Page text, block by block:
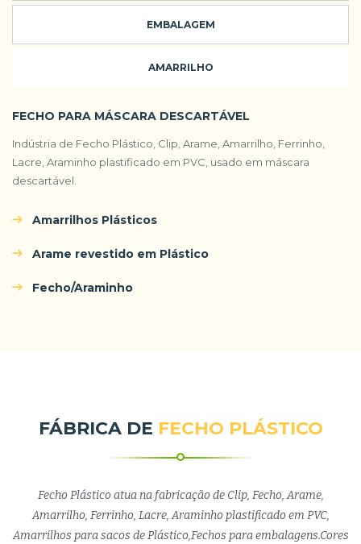
EMBALAGEM
AMARRILHO
FECHO PARA MÁSCARA DESCARTÁVEL
Indústria de Fecho Plástico, Clip, Arame, Amarrilho, Ferrinho,
Lacre, Araminho plastificado em PVC, usado em máscara
descartável.
Amarrilhos Plásticos
Arame revestido em Plástico
Fecho/Araminho
FÁBRICA DE FECHO PLÁSTICO
Fecho Plástico atua na fabricação de Clip, Fecho, Arame,
Amarrilho, Ferrinho, Lacre, Araminho plastificado em PVC,
Amarrilhos para sacos de Plástico,Fechos para embalagens.Cores